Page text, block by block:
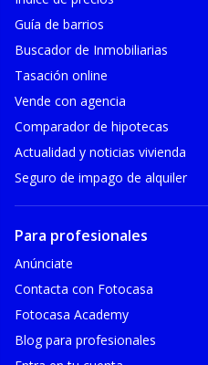
Guía de barrios
Buscador de Inmobiliarias
Tasación online
Vende con agencia
Comparador de hipotecas
Actualidad y noticias vivienda
Seguro de impago de alquiler
Para profesionales
Anúnciate
Contacta con Fotocasa
Fotocasa Academy
Blog para profesionales